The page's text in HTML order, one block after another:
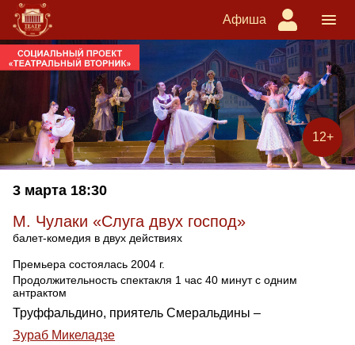
Афиша
12+
3 марта 18:30
М. Чулаки «Слуга двух господ»
балет-комедия в двух действиях
Премьера состоялась 2004 г.
Продолжительность спектакля 1 час 40 минут с одним
антрактом
Труффальдино, приятель Смеральдины –
Зураб Микеладзе